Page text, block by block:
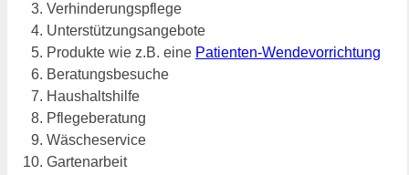
Verhinderungspflege
Unterstützungsangebote
Produkte wie z.B. eine Patienten-Wendevorrichtung
Beratungsbesuche
Haushaltshilfe
Pflegeberatung
Wäscheservice
Gartenarbeit